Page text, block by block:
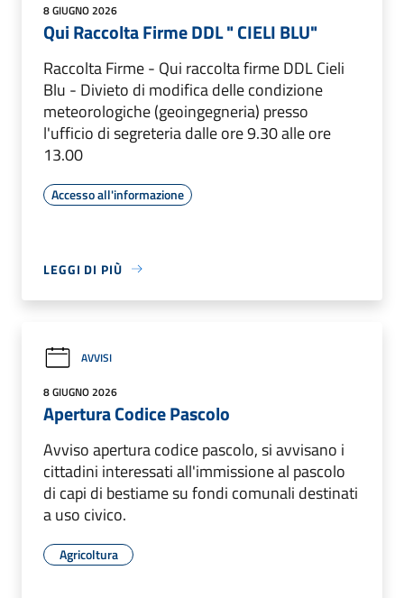
8 GIUGNO 2026
Qui Raccolta Firme DDL " CIELI BLU"
Raccolta Firme - Qui raccolta firme DDL Cieli
Blu - Divieto di modifica delle condizione
meteorologiche (geoingegneria) presso
l'ufficio di segreteria dalle ore 9.30 alle ore
13.00
Accesso all'informazione
LEGGI DI PIÙ
AVVISI
8 GIUGNO 2026
Apertura Codice Pascolo
Avviso apertura codice pascolo, si avvisano i
cittadini interessati all'immissione al pascolo
di capi di bestiame su fondi comunali destinati
a uso civico.
Agricoltura